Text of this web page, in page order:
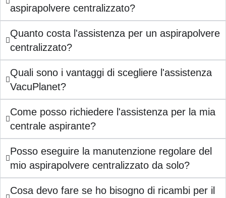
aspirapolvere centralizzato?
Quanto costa l'assistenza per un aspirapolvere
centralizzato?
Quali sono i vantaggi di scegliere l'assistenza
VacuPlanet?
Come posso richiedere l'assistenza per la mia
centrale aspirante?
Posso eseguire la manutenzione regolare del
mio aspirapolvere centralizzato da solo?
Cosa devo fare se ho bisogno di ricambi per il